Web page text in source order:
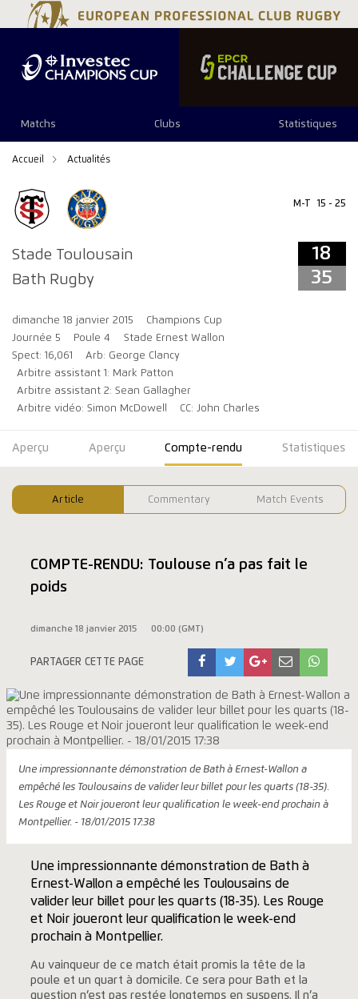
Matchs Clubs Statistiques
Accueil Actualités
Stade Toulousain
Bath Rugby
M-T 15 - 25
18
35
dimanche 18 janvier 2015
Champions Cup
Journée 5
Poule 4
Stade Ernest Wallon
Spect: 16,061
Arb: George Clancy
Arbitre assistant 1: Mark Patton
Arbitre assistant 2: Sean Gallagher
Arbitre vidéo: Simon McDowell
CC: John Charles
18 35
Aperçu Aperçu Compte-rendu Statistiques
Article Commentary Match Events
COMPTE-RENDU: Toulouse n’a pas fait le
poids
dimanche 18 janvier 2015 00:00 (GMT)
PARTAGER CETTE PAGE
Une impressionnante démonstration de Bath à Ernest-Wallon a
empêché les Toulousains de valider leur billet pour les quarts (18-35).
Les Rouge et Noir joueront leur qualification le week-end prochain à
Montpellier. - 18/01/2015 17:38
Une impressionnante démonstration de Bath à
Ernest-Wallon a empêché les Toulousains de
valider leur billet pour les quarts (18-35). Les Rouge
et Noir joueront leur qualification le week-end
prochain à Montpellier.
Au vainqueur de ce match était promis la tête de la
poule et un quart à domicile. Ce sera pour Bath et la
question n’est pas restée longtemps en suspens. Il n’a